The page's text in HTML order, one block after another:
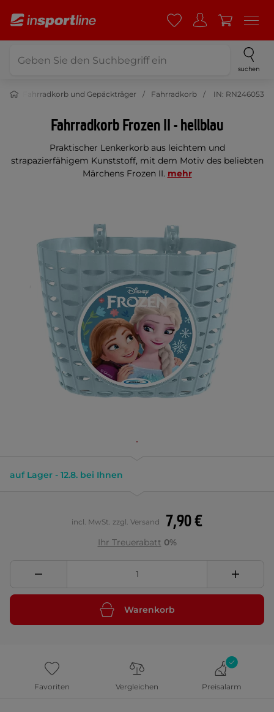
suchen
Fahrradkorb und Gepäckträger Fahrradkorb IN: RN246053
Fahrradkorb Frozen II - hellblau
Praktischer Lenkerkorb aus leichtem und
strapazierfähigem Kunststoff, mit dem Motiv des beliebten
Märchens Frozen II. mehr
auf Lager - 12.8. bei Ihnen
7,90 €
incl. MwSt. zzgl. Versand
Ihr Treuerabatt 0%
Warenkorb
Favoriten Vergleichen Preisalarm